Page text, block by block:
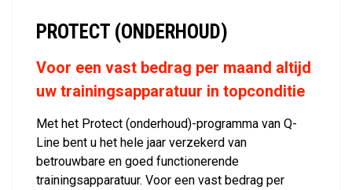
PROTECT (ONDERHOUD)
Voor een vast bedrag per maand altijd
uw trainingsapparatuur in topconditie
Met het Protect (onderhoud)-programma van Q-
Line bent u het hele jaar verzekerd van
betrouwbare en goed functionerende
trainingsapparatuur. Voor een vast bedrag per